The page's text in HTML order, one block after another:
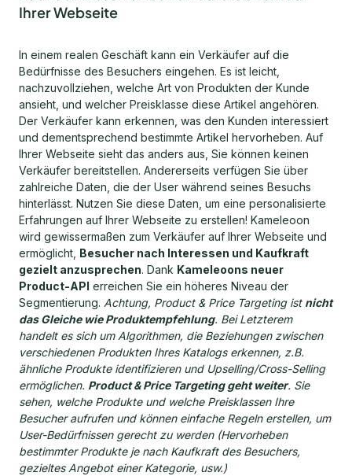
Ihrer Webseite
In einem realen Geschäft kann ein Verkäufer auf die
Bedürfnisse des Besuchers eingehen. Es ist leicht,
nachzuvollziehen, welche Art von Produkten der Kunde
ansieht, und welcher Preisklasse diese Artikel angehören.
Der Verkäufer kann erkennen, was den Kunden interessiert
und dementsprechend bestimmte Artikel hervorheben. Auf
Ihrer Webseite sieht das anders aus, Sie können keinen
Verkäufer bereitstellen. Andererseits verfügen Sie über
zahlreiche Daten, die der User während seines Besuchs
hinterlässt. Nutzen Sie diese Daten, um eine personalisierte
Erfahrungen auf Ihrer Webseite zu erstellen! Kameleoon
wird gewissermaßen zum Verkäufer auf Ihrer Webseite und
ermöglicht, Besucher nach Interessen und Kaufkraft
gezielt anzusprechen. Dank Kameleoons neuer
Product-API erreichen Sie ein höheres Niveau der
Segmentierung. Achtung, Product & Price Targeting ist nicht
das Gleiche wie Produktempfehlung. Bei Letzterem
handelt es sich um Algorithmen, die Beziehungen zwischen
verschiedenen Produkten Ihres Katalogs erkennen, z.B.
ähnliche Produkte identifizieren und Upselling/Cross-Selling
ermöglichen. Product & Price Targeting geht weiter. Sie
sehen, welche Produkte und welche Preisklassen Ihre
Besucher aufrufen und können einfache Regeln erstellen, um
User-Bedürfnissen gerecht zu werden (Hervorheben
bestimmter Produkte je nach Kaufkraft des Besuchers,
gezieltes Angebot einer Kategorie, usw.)